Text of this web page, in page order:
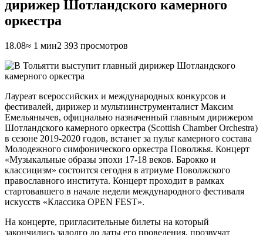
дирижер Шотландского камерного
оркестра
18.08≈ 1 мин2 393 просмотров
Лауреат всероссийских и международных конкурсов и
фестивалей, дирижер и мультиинструменталист Максим
Емельянычев, официально назначенный главным дирижером
Шотландского камерного оркестра (Scottish Chamber Orchestra)
в сезоне 2019-2020 годов, встанет за пульт камерного состава
Молодежного симфонического оркестра Поволжья. Концерт
«Музыкальные образы эпохи 17-18 веков. Барокко и
классицизм» состоится сегодня в атриуме Поволжского
православного института. Концерт проходит в рамках
стартовавшего в начале недели международного фестиваля
искусств «Классика OPEN FEST».
На концерте, пригласительные билеты на который
закончились задолго до даты его проведения, прозвучат